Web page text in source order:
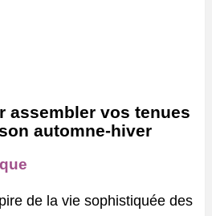
assembler vos tenues
automne-hiver
de la vie sophistiquée des